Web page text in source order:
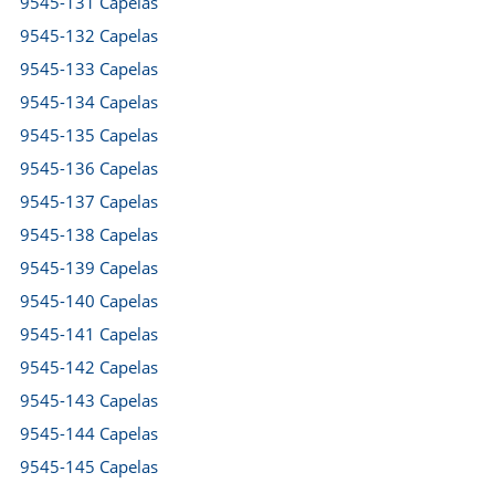
9545-132 Capelas
9545-133 Capelas
9545-134 Capelas
9545-135 Capelas
9545-136 Capelas
9545-137 Capelas
9545-138 Capelas
9545-139 Capelas
9545-140 Capelas
9545-141 Capelas
9545-142 Capelas
9545-143 Capelas
9545-144 Capelas
9545-145 Capelas